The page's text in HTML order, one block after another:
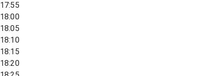
17:55
18:00
18:05
18:10
18:15
18:20